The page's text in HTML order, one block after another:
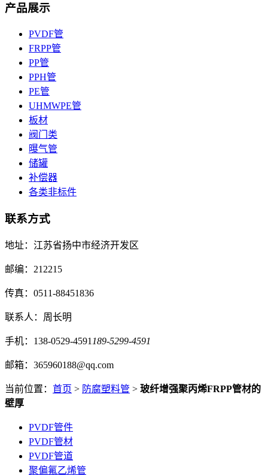
产品展示
PVDF管
FRPP管
PP管
PPH管
PE管
UHMWPE管
板材
阀门类
曝气管
储罐
补偿器
各类非标件
联系方式
地址：江苏省扬中市经济开发区
邮编：212215
传真：0511-88451836
联系人：周长明
手机：138-0529-4591 189-5299-4591
邮箱：365960188@qq.com
当前位置： 首页 > 防腐塑料管 > 玻纤增强聚丙烯FRPP管材的
壁厚
PVDF管件
PVDF管材
PVDF管道
聚偏氟乙烯管